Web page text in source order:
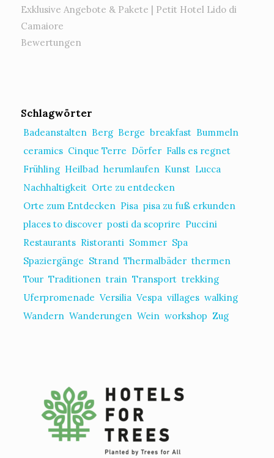
Exklusive Angebote & Pakete | Petit Hotel Lido di
Camaiore
Bewertungen
Schlagwörter
Badeanstalten Berg Berge breakfast Bummeln
ceramics Cinque Terre Dörfer Falls es regnet
Frühling Heilbad herumlaufen Kunst Lucca
Nachhaltigkeit Orte zu entdecken
Orte zum Entdecken Pisa pisa zu fuß erkunden
places to discover posti da scoprire Puccini
Restaurants Ristoranti Sommer Spa
Spaziergänge Strand Thermalbäder thermen
Tour Traditionen train Transport trekking
Uferpromenade Versilia Vespa villages walking
Wandern Wanderungen Wein workshop Zug